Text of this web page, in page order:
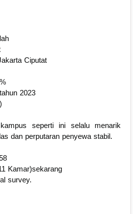
Ciputat
2023
seperti ini selalu menarik
dan perputaran penyewa stabil.
Kamar)sekarang
survey.